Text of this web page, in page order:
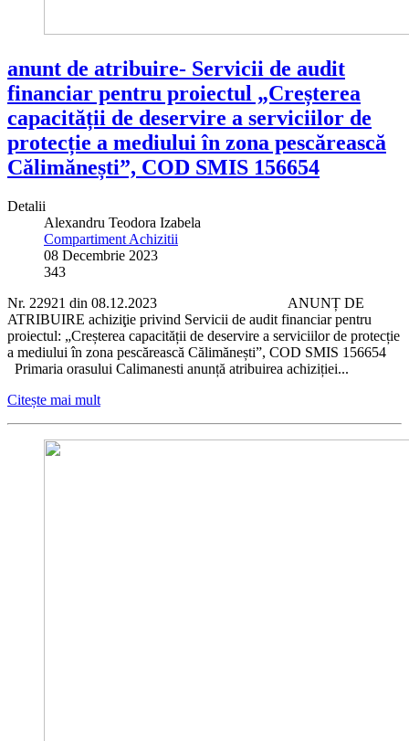
anunt de atribuire- Servicii de audit
financiar pentru proiectul „Creșterea
capacității de deservire a serviciilor de
protecție a mediului în zona pescărească
Călimănești”, COD SMIS 156654
Detalii
Alexandru Teodora Izabela
Compartiment Achizitii
08 Decembrie 2023
343
Nr. 22921 din 08.12.2023 ANUNȚ DE
ATRIBUIRE achiziţie privind Servicii de audit financiar pentru
proiectul: „Creșterea capacității de deservire a serviciilor de protecție
a mediului în zona pescărească Călimănești”, COD SMIS 156654
Primaria orasului Calimanesti anunță atribuirea achiziției...
Citește mai mult